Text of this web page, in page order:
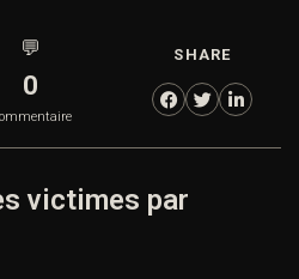
💬
0
SHARE
victimes par